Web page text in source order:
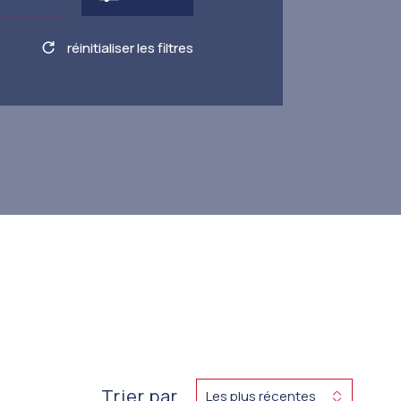
réinitialiser les filtres
Trier par Les plus récentes